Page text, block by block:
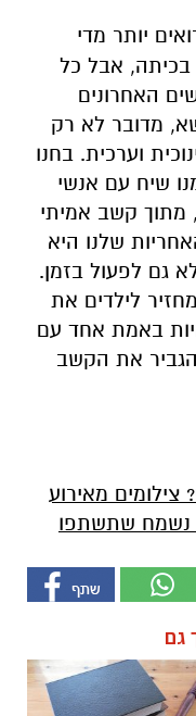
יותר מדי
בכיתה, אבל כל
האחרונים
מדובר לא רק
וערכית. בחנו
שיח עם אנשי
מתוך קשב אמיתי
שלנו היא
גם לפעול בזמן.
לילדים את
באמת אחד עם
את הקשב
מאירוע
נשמח שתשתפו
גם